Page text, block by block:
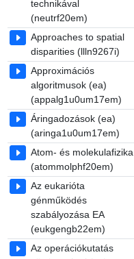
technikával
(neutrf20em)
Approaches to spatial
disparities (llln9267i)
Approximációs
algoritmusok (ea)
(appalg1u0um17em)
Áringadozások (ea)
(aringa1u0um17em)
Atom- és molekulafizika
(atommolphf20em)
Az eukarióta
génműködés
szabályozása EA
(eukgengb22em)
Az operációkutatás